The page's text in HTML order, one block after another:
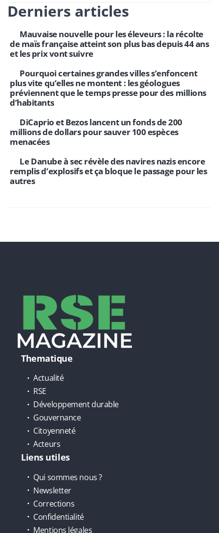
Derniers articles
Mauvaise nouvelle pour les éleveurs : la récolte
de maïs française atteint son plus bas depuis 44 ans
et les prix vont suivre
Pourquoi certaines grandes villes s’enfoncent
plus vite qu’elles ne montent : les géologues
préviennent que le temps presse pour des millions
d’habitants
DiCaprio et Bezos lancent un fonds de 200
millions de dollars pour sauver 100 espèces
menacées
Le Danube à sec révèle des navires nazis encore
remplis d’explosifs et ça bloque le passage pour les
autres
Thematique
Actualité
RSE
Développement durable
Gouvernance
Citoyenneté
Acteurs
Liens utiles
Qui sommes nous ?
Newsletter
Corrections
Confidentialité
Mentions légales